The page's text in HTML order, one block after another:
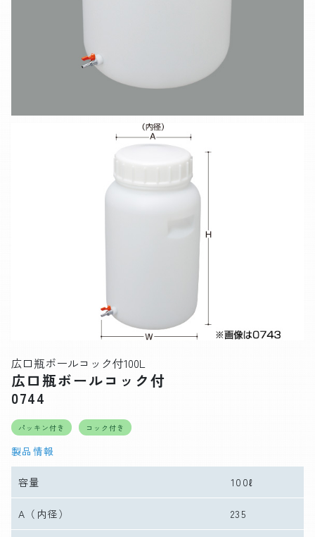
広口瓶ボールコック付100L
広口瓶ボールコック付
0744
パッキン付き コック付き
製品情報
容量 100ℓ
A （内径） 235